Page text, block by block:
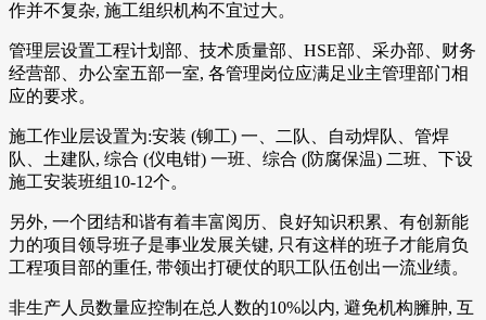
作并不复杂, 施工组织机构不宜过大。
管理层设置工程计划部、技术质量部、HSE部、采办部、财务
经营部、办公室五部一室, 各管理岗位应满足业主管理部门相
应的要求。
施工作业层设置为:安装 (铆工) 一、二队、自动焊队、管焊
队、土建队, 综合 (仪电钳) 一班、综合 (防腐保温) 二班、下设
施工安装班组10-12个。
另外, 一个团结和谐有着丰富阅历、良好知识积累、有创新能
力的项目领导班子是事业发展关键, 只有这样的班子才能肩负
工程项目部的重任, 带领出打硬仗的职工队伍创出一流业绩。
非生产人员数量应控制在总人数的10%以内, 避免机构臃肿, 互